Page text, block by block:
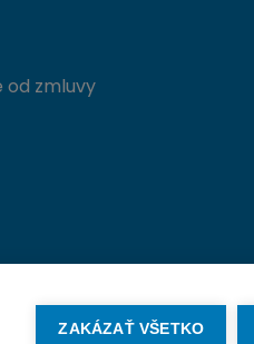
ZAKÁZAŤ VŠETKO
od zmluvy
Vytvorené na mieru